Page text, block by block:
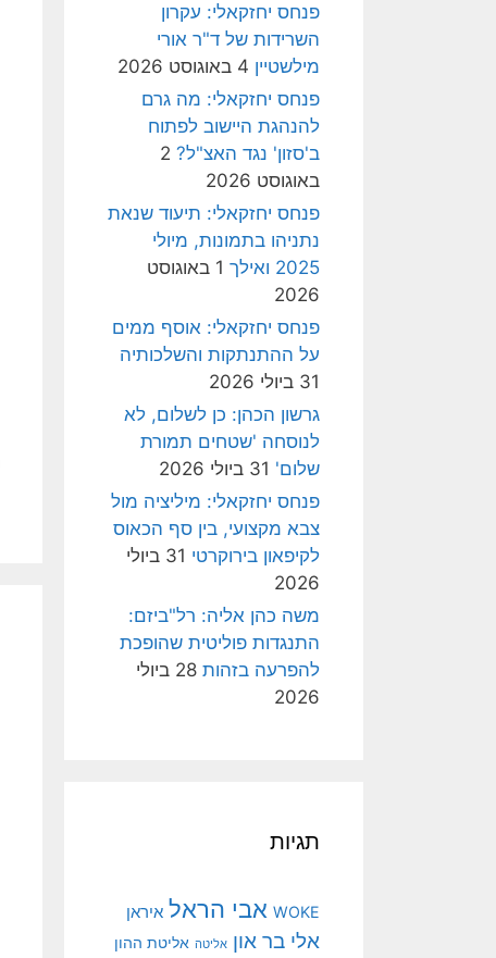
פנחס יחזקאלי: עקרון
השרידות של ד"ר אורי
מילשטיין 4 באוגוסט 2026
פנחס יחזקאלי: מה גרם
להנהגת היישוב לפתוח
ב'סזון' נגד האצ"ל? 2
באוגוסט 2026
פנחס יחזקאלי: תיעוד שנאת
נתניהו בתמונות, מיולי
2025 ואילך
1 באוגוסט
2026
פנחס יחזקאלי: אוסף ממים
על ההתנתקות והשלכותיה
31 ביולי 2026
גרשון הכהן: כן לשלום, לא
לנוסחה 'שטחים תמורת
שלום' 31 ביולי 2026
פנחס יחזקאלי: מיליציה מול
צבא מקצועי, בין סף הכאוס
לקיפאון בירוקרטי
31 ביולי
2026
משה כהן אליה: רל"ביזם:
התנגדות פוליטית שהופכת
להפרעה בזהות
28 ביולי
2026
תגיות
WOKE אבי הראל איראן
אלי בר און אליטה אליטת ההון